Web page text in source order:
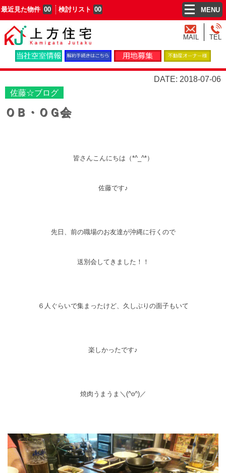
最近見た物件 00 検討リスト 00 MENU
MAIL TEL
DATE: 2018-07-06
佐藤☆ブログ
ＯＢ・ＯＧ会
皆さんこんにちは（*^_^*）
佐藤です♪
先日、前の職場のお友達が沖縄に行くので
送別会してきました！！
６人ぐらいで集まったけど、久しぶりの面子もいて
楽しかったです♪
焼肉うまうま＼(^o^)／